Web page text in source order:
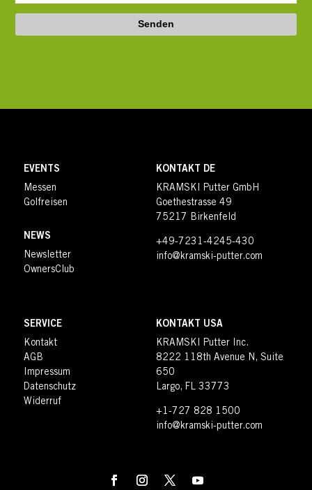
Senden
EVENTS
Messen
Golfreisen
NEWS
Newsletter
OwnersClub
KONTAKT DE
KRAMSKI Putter GmbH
Goethestrasse 49
75217 Birkenfeld
+49-7231-4245-430
info@kramski-putter.com
SERVICE
Kontakt
AGB
Impressum
Datenschutz
Widerruf
KONTAKT USA
KRAMSKI Putter Inc.
8222 118th Avenue N, Suite
650
Largo, FL 33773
+1-727 828 1500
info@kramski-putter.com